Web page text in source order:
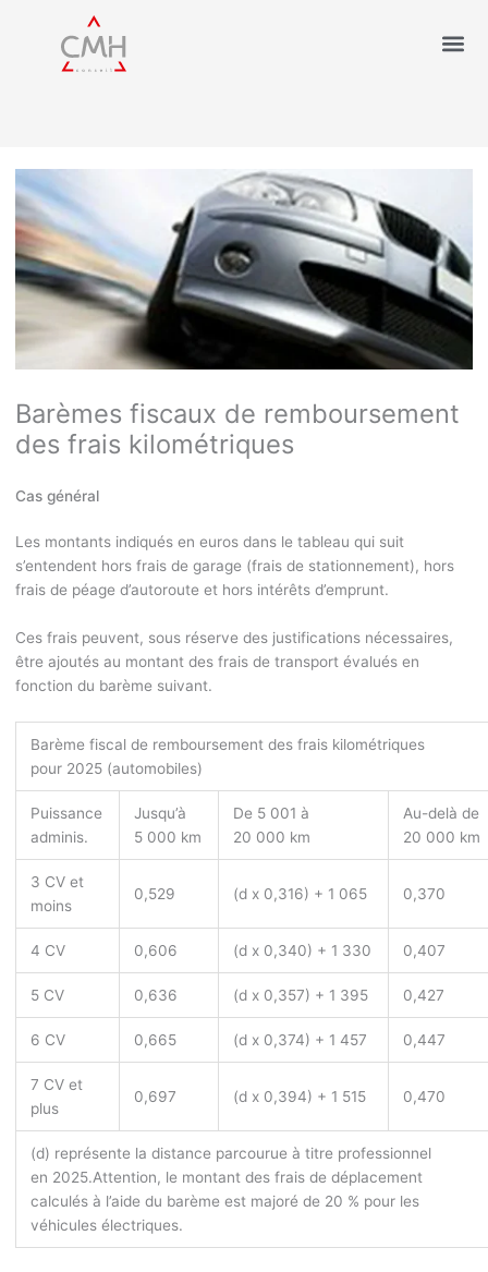
Barèmes fiscaux de remboursement
des frais kilométriques
Cas général
Les montants indiqués en euros dans le tableau qui suit
s’entendent hors frais de garage (frais de stationnement), hors
frais de péage d’autoroute et hors intérêts d’emprunt.
Ces frais peuvent, sous réserve des justifications nécessaires,
être ajoutés au montant des frais de transport évalués en
fonction du barème suivant.
Barème fiscal de remboursement des frais kilométriques
pour 2025 (automobiles)
Puissance
adminis.
Jusqu’à
5 000 km
De 5 001 à
20 000 km
Au-delà de
20 000 km
3 CV et
moins
0,529 (d x 0,316) + 1 065 0,370
4 CV 0,606 (d x 0,340) + 1 330 0,407
5 CV 0,636 (d x 0,357) + 1 395 0,427
6 CV 0,665 (d x 0,374) + 1 457 0,447
7 CV et
plus
0,697 (d x 0,394) + 1 515 0,470
(d) représente la distance parcourue à titre professionnel
en 2025.Attention, le montant des frais de déplacement
calculés à l’aide du barème est majoré de 20 % pour les
véhicules électriques.